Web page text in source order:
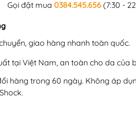
Gọi đặt mua 0384.545.656 (7:30 -
giao hàng nhanh toàn quốc.
tại Việt Nam, an toàn cho da của
hàng trong 60 ngày. Không áp